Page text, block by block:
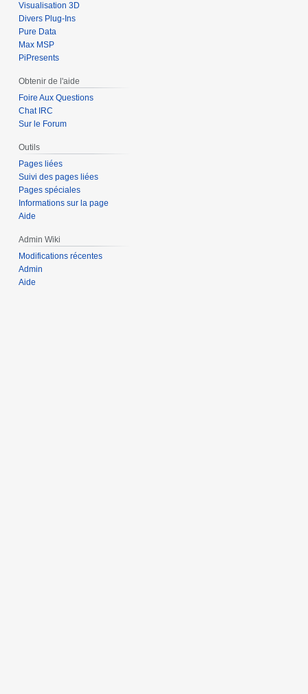
Visualisation 3D
Divers Plug-Ins
Pure Data
Max MSP
PiPresents
Obtenir de l'aide
Foire Aux Questions
Chat IRC
Sur le Forum
Outils
Pages liées
Suivi des pages liées
Pages spéciales
Informations sur la page
Aide
Admin Wiki
Modifications récentes
Admin
Aide